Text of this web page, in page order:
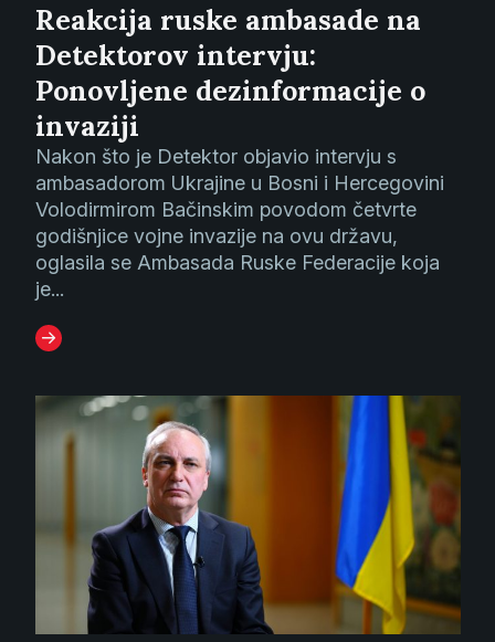
Reakcija ruske ambasade na
Detektorov intervju:
Ponovljene dezinformacije o
invaziji
Nakon što je Detektor objavio intervju s
ambasadorom Ukrajine u Bosni i Hercegovini
Volodirmirom Bačinskim povodom četvrte
godišnjice vojne invazije na ovu državu,
oglasila se Ambasada Ruske Federacije koja
je...